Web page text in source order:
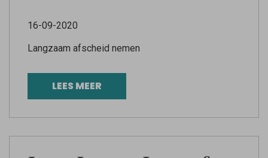
16-09-2020
Langzaam afscheid nemen
LEES MEER